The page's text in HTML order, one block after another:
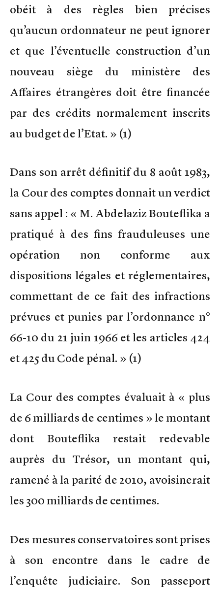
obéit à des règles bien précises
qu’aucun ordonnateur ne peut ignorer
et que l’éventuelle construction d’un
nouveau siège du ministère des
Affaires étrangères doit être financée
par des crédits normalement inscrits
au budget de l’Etat. » (1)
Dans son arrêt définitif du 8 août 1983,
la Cour des comptes donnait un verdict
sans appel : « M. Abdelaziz Bouteflika a
pratiqué à des fins frauduleuses une
opération non conforme aux
dispositions légales et réglementaires,
commettant de ce fait des infractions
prévues et punies par l’ordonnance n°
66-10 du 21 juin 1966 et les articles 424
et 425 du Code pénal. » (1)
La Cour des comptes évaluait à « plus
de 6 milliards de centimes » le montant
dont Bouteflika restait redevable
auprès du Trésor, un montant qui,
ramené à la parité de 2010, avoisinerait
les 300 milliards de centimes.
Des mesures conservatoires sont prises
à son encontre dans le cadre de
l’enquête judiciaire. Son passeport